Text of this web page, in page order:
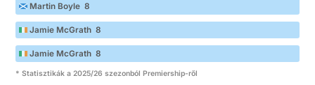
Martin Boyle 8
Jamie McGrath 8
Jamie McGrath 8
* Statisztikák a 2025/26 szezonból Premiership-ről